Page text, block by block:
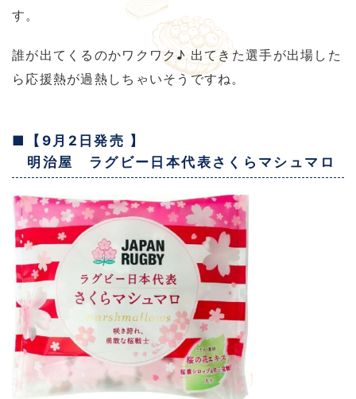
す。
誰が出てくるのかワクワク♪ 出てきた選手が出場した
ら応援熱が過熱しちゃいそうですね。
■【9月2日発売 】
明治屋 ラグビー日本代表さくらマシュマロ